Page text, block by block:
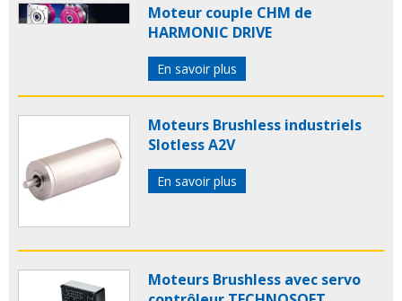
Moteur couple CHM de
HARMONIC DRIVE
En savoir plus
Moteurs Brushless industriels
Slotless A2V
En savoir plus
Moteurs Brushless avec servo